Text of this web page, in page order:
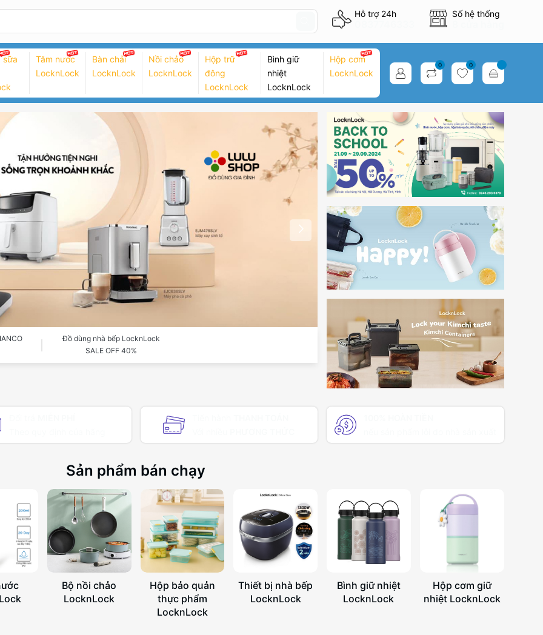
Hỗ trợ 24h Số hệ thống
sữa
Tăm nước
LocknLock
Bàn chải
LocknLock
Nồi chảo
LocknLock
Hộp trữ
đông
LocknLock
Bình giữ
nhiệt
LocknLock
Hộp cơm
LocknLock
0 0
Đồ dùng nhà bếp LocknLock
SALE OFF 40%
Sản phẩm bán chạy
Bộ nồi chảo
LocknLock
Hộp bảo quản
thực phẩm
LocknLock
Thiết bị nhà bếp
LocknLock
Bình giữ nhiệt
LocknLock
Hộp cơm giữ
nhiệt LocknLock